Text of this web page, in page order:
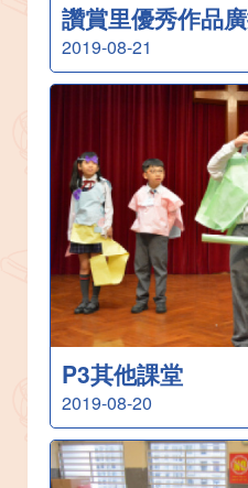
讚賞里優秀作品
2019-08-21
P3其他課堂
2019-08-20